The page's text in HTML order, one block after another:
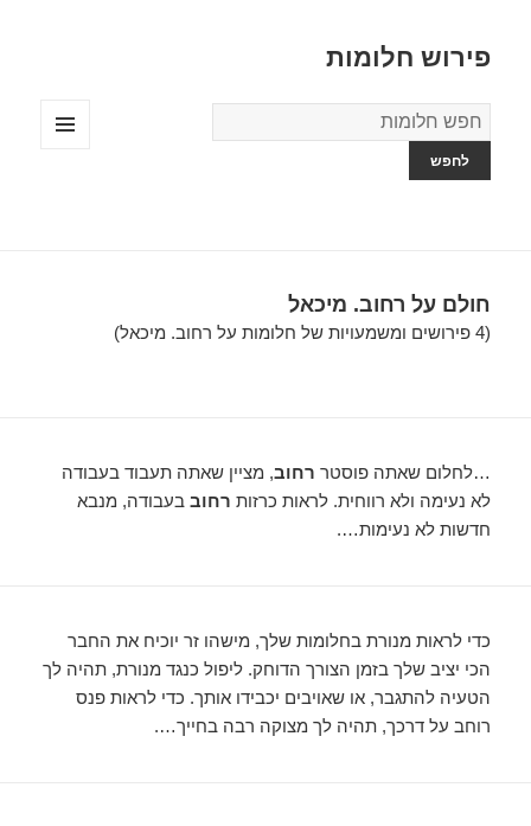
פירוש חלומות
מילון
החלומות
חולם על רחוב. מיכאל
(4 פירושים ומשמעויות של חלומות על רחוב. מיכאל)
…לחלום שאתה פוסטר רחוב, מציין שאתה תעבוד בעבודה
לא נעימה ולא רווחית. לראות כרזות רחוב בעבודה, מנבא
חדשות לא נעימות….
כדי לראות מנורת בחלומות שלך, מישהו זר יוכיח את החבר
הכי יציב שלך בזמן הצורך הדוחק. ליפול כנגד מנורת, תהיה לך
הטעיה להתגבר, או שאויבים יכבידו אותך. כדי לראות פנס
רוחב על דרכך, תהיה לך מצוקה רבה בחייך….